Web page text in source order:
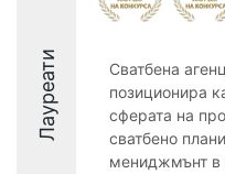
Лауреати
Сватбена
позиционира
сферата на
сватбено
мениджмънт в